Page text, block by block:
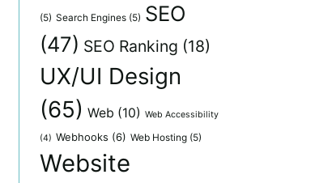
(5) Search Engines (5) SEO
(47) SEO Ranking (18)
UX/UI Design
(65) Web (10) Web Accessibility
(4) Webhooks (6) Web Hosting (5)
Website